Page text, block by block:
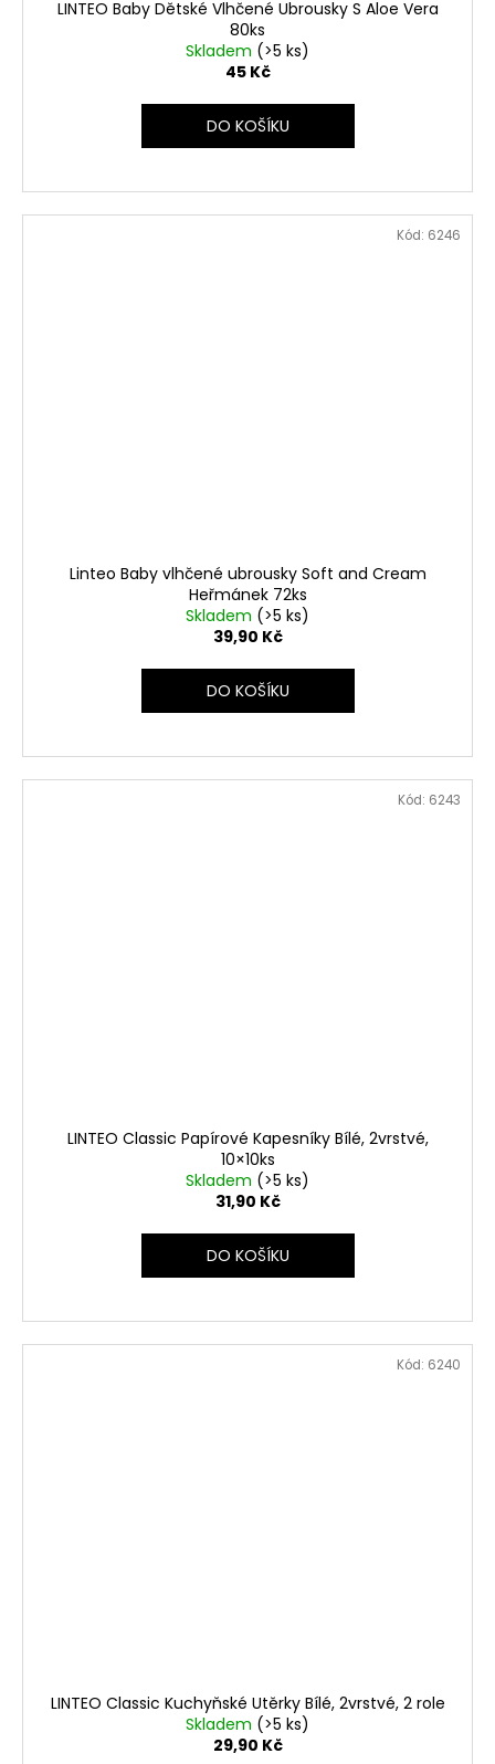
LINTEO Baby Dětské Vlhčené Ubrousky S Aloe Vera
80ks
Skladem (>5 ks)
45 Kč
DO KOŠÍKU
Linteo Baby vlhčené ubrousky Soft and Cream
Heřmánek 72ks
Skladem (>5 ks)
39,90 Kč
DO KOŠÍKU
Kód: 6246
LINTEO Classic Papírové Kapesníky Bílé, 2vrstvé,
10×10ks
Skladem (>5 ks)
31,90 Kč
DO KOŠÍKU
Kód: 6243
LINTEO Classic Kuchyňské Utěrky Bílé, 2vrstvé, 2 role
Skladem (>5 ks)
29,90 Kč
Kód: 6240